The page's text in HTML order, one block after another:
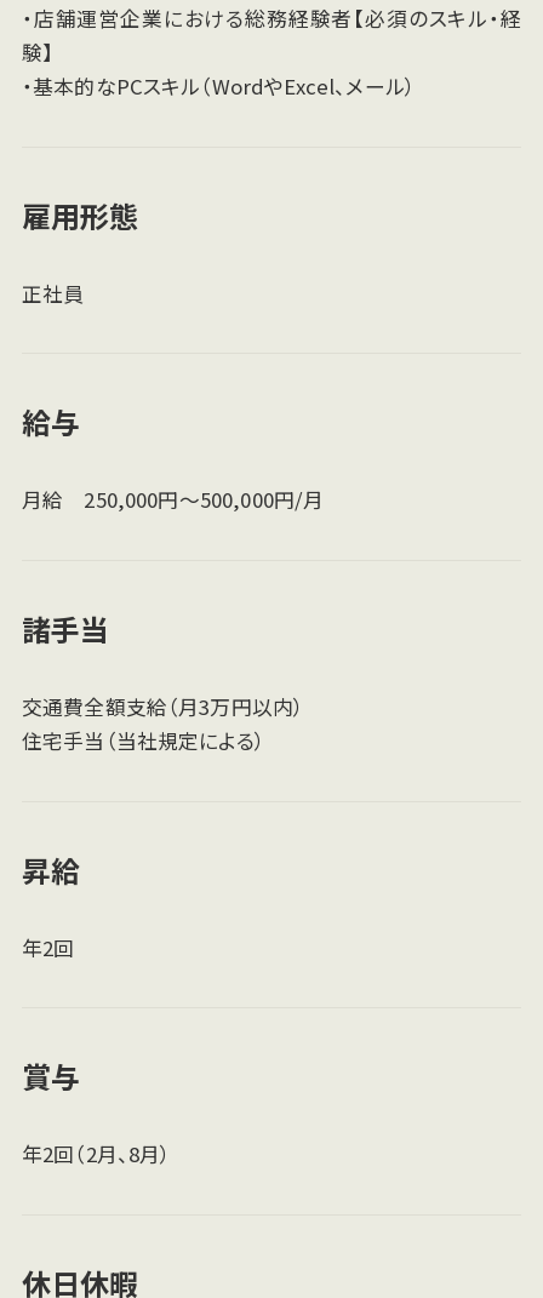
・店舗運営企業における総務経験者【必須のスキル・経
験】
・基本的なPCスキル（WordやExcel、メール）
雇用形態
正社員
給与
月給 250,000円～500,000円/月
諸手当
交通費全額支給（月3万円以内）
住宅手当（当社規定による）
昇給
年2回
賞与
年2回（2月、8月）
休日休暇